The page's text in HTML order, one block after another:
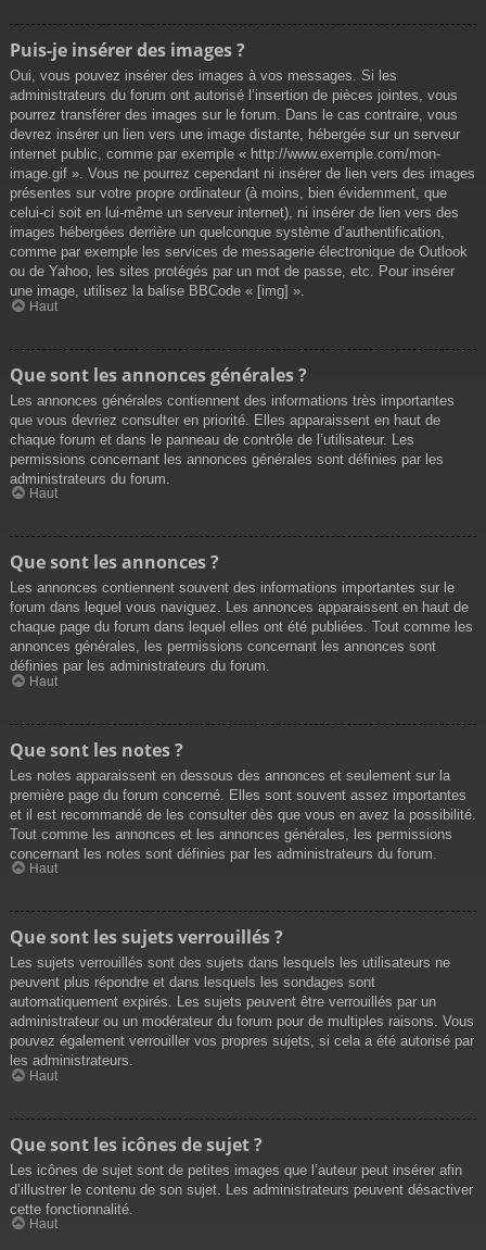
Puis-je insérer des images ?
Oui, vous pouvez insérer des images à vos messages. Si les
administrateurs du forum ont autorisé l’insertion de pièces jointes, vous
pourrez transférer des images sur le forum. Dans le cas contraire, vous
devrez insérer un lien vers une image distante, hébergée sur un serveur
internet public, comme par exemple « http://www.exemple.com/mon-
image.gif ». Vous ne pourrez cependant ni insérer de lien vers des images
présentes sur votre propre ordinateur (à moins, bien évidemment, que
celui-ci soit en lui-même un serveur internet), ni insérer de lien vers des
images hébergées derrière un quelconque système d’authentification,
comme par exemple les services de messagerie électronique de Outlook
ou de Yahoo, les sites protégés par un mot de passe, etc. Pour insérer
une image, utilisez la balise BBCode « [img] ».
Haut
Que sont les annonces générales ?
Les annonces générales contiennent des informations très importantes
que vous devriez consulter en priorité. Elles apparaissent en haut de
chaque forum et dans le panneau de contrôle de l’utilisateur. Les
permissions concernant les annonces générales sont définies par les
administrateurs du forum.
Haut
Que sont les annonces ?
Les annonces contiennent souvent des informations importantes sur le
forum dans lequel vous naviguez. Les annonces apparaissent en haut de
chaque page du forum dans lequel elles ont été publiées. Tout comme les
annonces générales, les permissions concernant les annonces sont
définies par les administrateurs du forum.
Haut
Que sont les notes ?
Les notes apparaissent en dessous des annonces et seulement sur la
première page du forum concerné. Elles sont souvent assez importantes
et il est recommandé de les consulter dès que vous en avez la possibilité.
Tout comme les annonces et les annonces générales, les permissions
concernant les notes sont définies par les administrateurs du forum.
Haut
Que sont les sujets verrouillés ?
Les sujets verrouillés sont des sujets dans lesquels les utilisateurs ne
peuvent plus répondre et dans lesquels les sondages sont
automatiquement expirés. Les sujets peuvent être verrouillés par un
administrateur ou un modérateur du forum pour de multiples raisons. Vous
pouvez également verrouiller vos propres sujets, si cela a été autorisé par
les administrateurs.
Haut
Que sont les icônes de sujet ?
Les icônes de sujet sont de petites images que l’auteur peut insérer afin
d’illustrer le contenu de son sujet. Les administrateurs peuvent désactiver
cette fonctionnalité.
Haut